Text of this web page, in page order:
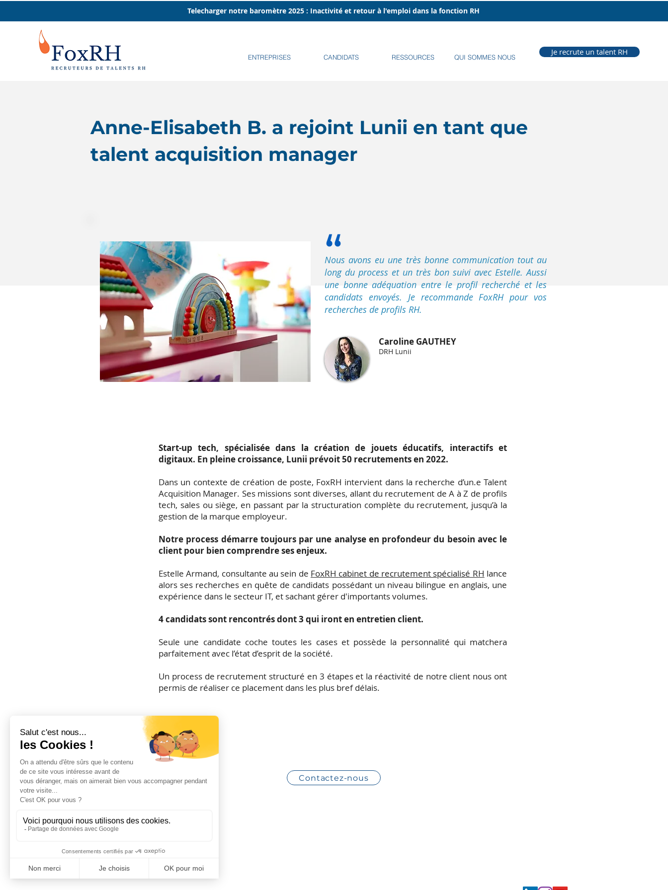
Telecharger notre baromètre 2025 : Inactivité et retour à l'emploi dans la fonction RH
ENTREPRISES CANDIDATS RESSOURCES QUI SOMMES NOUS
Je recrute un talent RH
Anne-Elisabeth B. a rejoint Lunii en tant que
talent acquisition manager
Nous avons eu une très bonne communication tout au
long du process et un très bon suivi avec Estelle. Aussi
une bonne adéquation entre le profil recherché et les
candidats envoyés. Je recommande FoxRH pour vos
recherches de profils RH.
Caroline GAUTHEY
DRH Lunii
Start-up tech, spécialisée dans la création de jouets éducatifs, interactifs et
digitaux. En pleine croissance, Lunii prévoit 50 recrutements en 2022.
Dans un contexte de création de poste, FoxRH intervient dans la recherche d’un.e Talent
Acquisition Manager. Ses missions sont diverses, allant du recrutement de A à Z de profils
tech, sales ou siège, en passant par la structuration complète du recrutement, jusqu’à la
gestion de la marque employeur.
Notre process démarre toujours par une analyse en profondeur du besoin avec le
client pour bien comprendre ses enjeux.
Estelle Armand, consultante au sein de FoxRH cabinet de recrutement spécialisé RH lance
alors ses recherches en quête de candidats possédant un niveau bilingue en anglais, une
expérience dans le secteur IT, et sachant gérer d'importants volumes.
4 candidats sont rencontrés dont 3 qui iront en entretien client.
Seule une candidate coche toutes les cases et possède la personnalité qui matchera
parfaitement avec l’état d’esprit de la société.
Un process de recrutement structuré en 3 étapes et la réactivité de notre client nous ont
permis de réaliser ce placement dans les plus bref délais.
FoxRH vous accompagne dans les recrutements de l'ensemble de vos métiers RH
Contactez-nous